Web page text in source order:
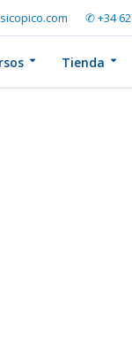
✆ +34
Tienda